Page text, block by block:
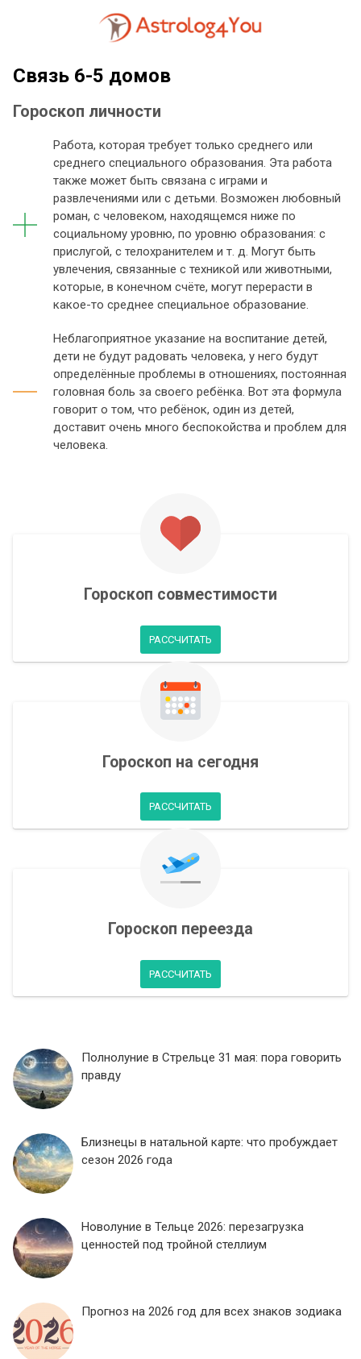
Связь 6-5 домов
Гороскоп личности
Работа, которая требует только среднего или
среднего специального образования. Эта работа
также может быть связана с играми и
развлечениями или с детьми. Возможен любовный
роман, с человеком, находящемся ниже по
социальному уровню, по уровню образования: с
прислугой, с телохранителем и т. д. Могут быть
увлечения, связанные с техникой или животными,
которые, в конечном счёте, могут перерасти в
какое-то среднее специальное образование.
Неблагоприятное указание на воспитание детей,
дети не будут радовать человека, у него будут
определённые проблемы в отношениях, постоянная
головная боль за своего ребёнка. Вот эта формула
говорит о том, что ребёнок, один из детей,
доставит очень много беспокойства и проблем для
человека.
Гороскоп совместимости
РАССЧИТАТЬ
Гороскоп на сегодня
РАССЧИТАТЬ
Гороскоп переезда
РАССЧИТАТЬ
Полнолуние в Стрельце 31 мая: пора говорить
правду
Близнецы в натальной карте: что пробуждает
сезон 2026 года
Новолуние в Тельце 2026: перезагрузка
ценностей под тройной стеллиум
Прогноз на 2026 год для всех знаков зодиака